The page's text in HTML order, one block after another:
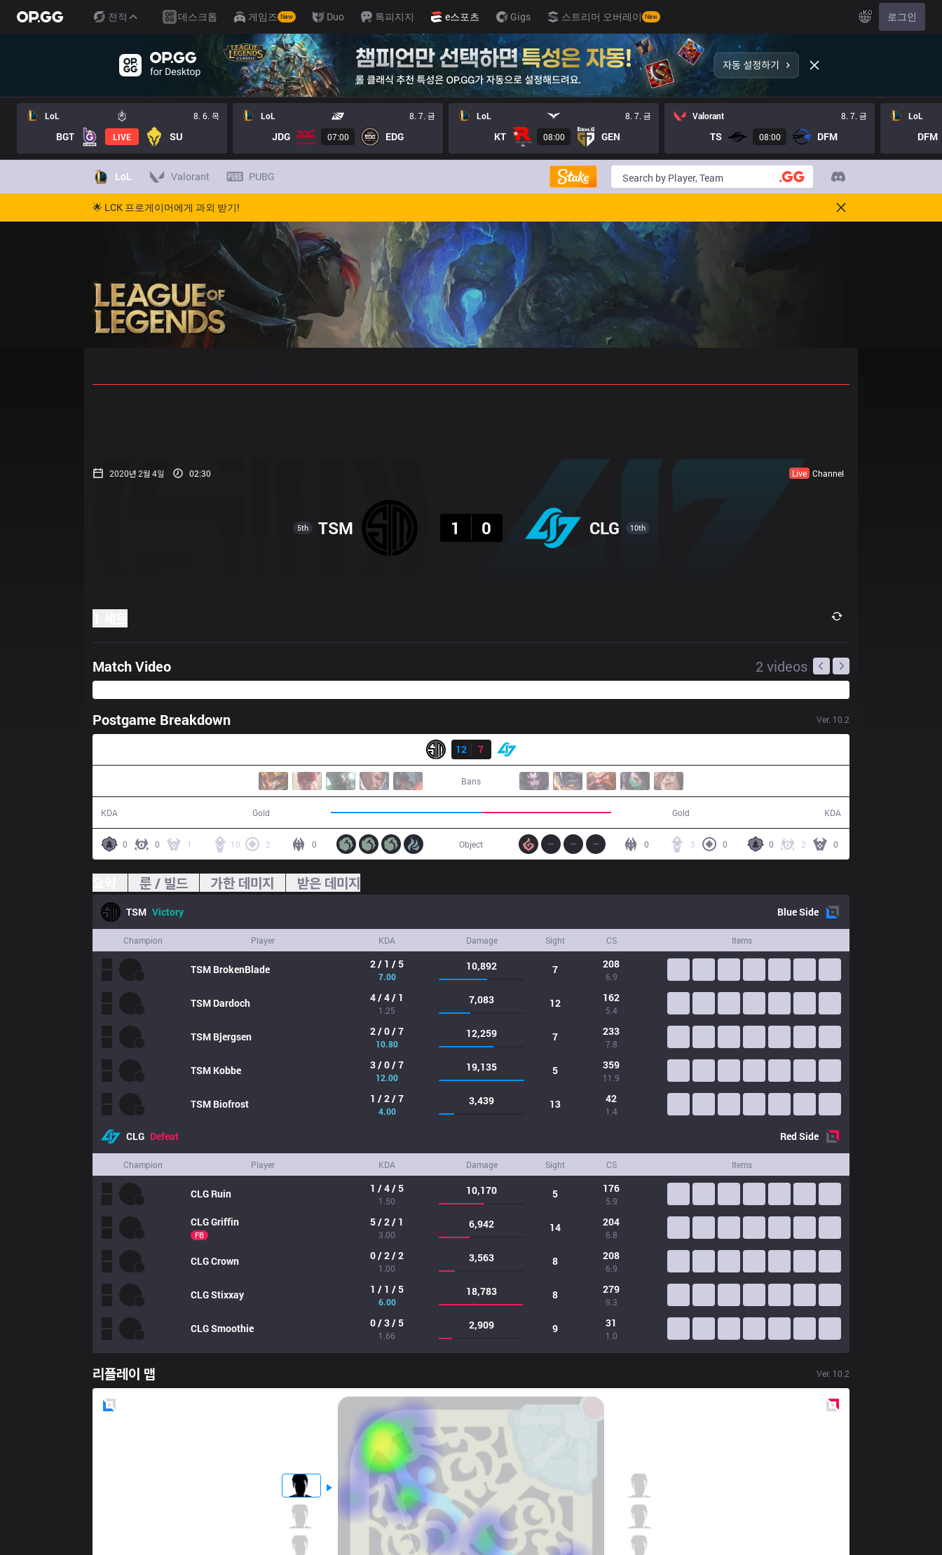
전적 데스크톱 게임즈 New Duo 톡피지지 e스포츠 Gigs 스트리머 오버레이 New KO 로그인
LoL 8. 6. 목
BGT LIVE SU
LoL 8. 7. 금
JDG 07:00 EDG
LoL 8. 7. 금
KT 08:00 GEN
Valorant 8. 7. 금
TS 08:00 DFM
LoL
DFM
LoL Valorant PUBG
🌟 LCK 프로게이머에게 과외 받기!
2020년 2월 4일 02:30 Live Channel
5th TSM
1
0 CLG 10th
Match Video 2 videos
Postgame Breakdown Ver. 10.2
12
7
Bans
KDA Gold Gold KDA
0 0 1 10 2 0 0 2 0
3 0
0
Object
룬 / 빌드 가한 데미지 받은 데미지
TSM Victory BlueSide
Champion Player KDA Damage Sight CS Items
TSM BrokenBlade 2 / 1 / 5
7.00
10,892 7 208
6.9
TSM Dardoch 4 / 4 / 1
1.25
7,083 12 162
5.4
TSM Bjergsen 2 / 0 / 7
10.80
12,259 7 233
7.8
TSM Kobbe 3 / 0 / 7
12.00
19,135 5 359
11.9
TSM Biofrost 1 / 2 / 7
4.00
3,439 13 42
1.4
CLG Defeat RedSide
Champion Player KDA Damage Sight CS Items
CLG Ruin 1 / 4 / 5
1.50
10,170 5 176
5.9
CLGGriffin
FB
5 / 2 / 1
3.00
6,942 14 204
6.8
CLGCrown 0 / 2 / 2
1.00
3,563 8 208
6.9
CLGStixxay 1 / 1 / 5
6.00
18,783 8 279
9.3
CLGSmoothie 0 / 3 / 5
1.66
2,909 9 31
1.0
리플레이 맵 Ver. 10.2